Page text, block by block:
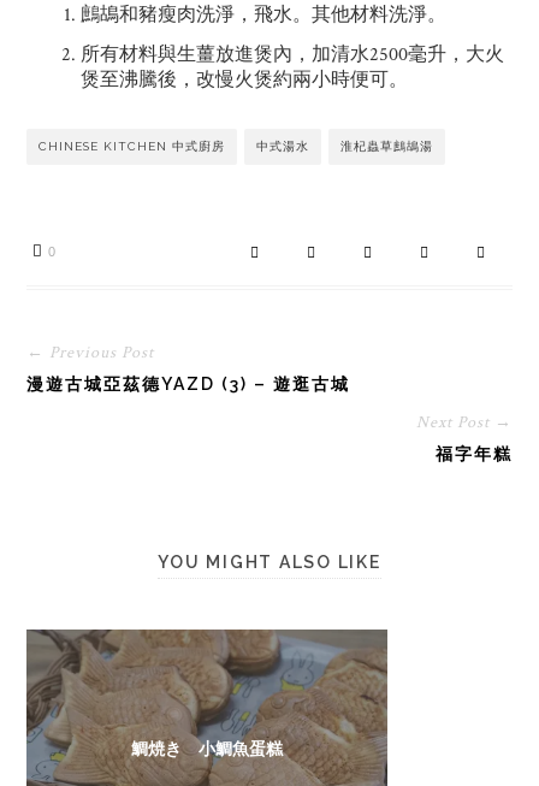
鷓鴣和豬瘦肉洗淨，飛水。其他材料洗淨。
所有材料與生薑放進煲內，加清水2500毫升，大火
煲至沸騰後，改慢火煲約兩小時便可。
CHINESE KITCHEN 中式廚房 中式湯水 淮杞蟲草鷓鴣湯
0
← Previous Post
漫遊古城亞茲德YAZD (3) – 遊逛古城
Next Post →
福字年糕
YOU MIGHT ALSO LIKE
鯛焼き 小鯛魚蛋糕